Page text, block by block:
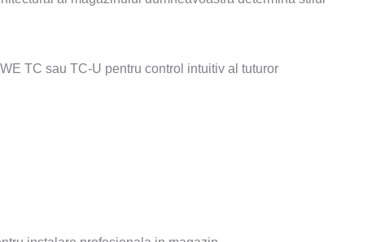
TC sau TC-U pentru control intuitiv al tuturor